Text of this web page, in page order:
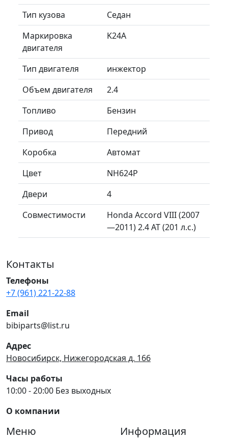
Тип кузова
Седан
Маркировка
двигателя
K24A
Тип двигателя
инжектор
Объем двигателя
2.4
Топливо
Бензин
Привод
Передний
Коробка
Автомат
Цвет
NH624P
Двери
4
Совместимости
Honda Accord VIII (2007
—2011) 2.4 AT (201 л.с.)
Контакты
Телефоны
+7 (961) 221-22-88
Email
bibiparts@list.ru
Адрес
Новосибирск, Нижегородская д. 166
Часы работы
10:00 - 20:00 Без выходных
О компании
Меню Информация